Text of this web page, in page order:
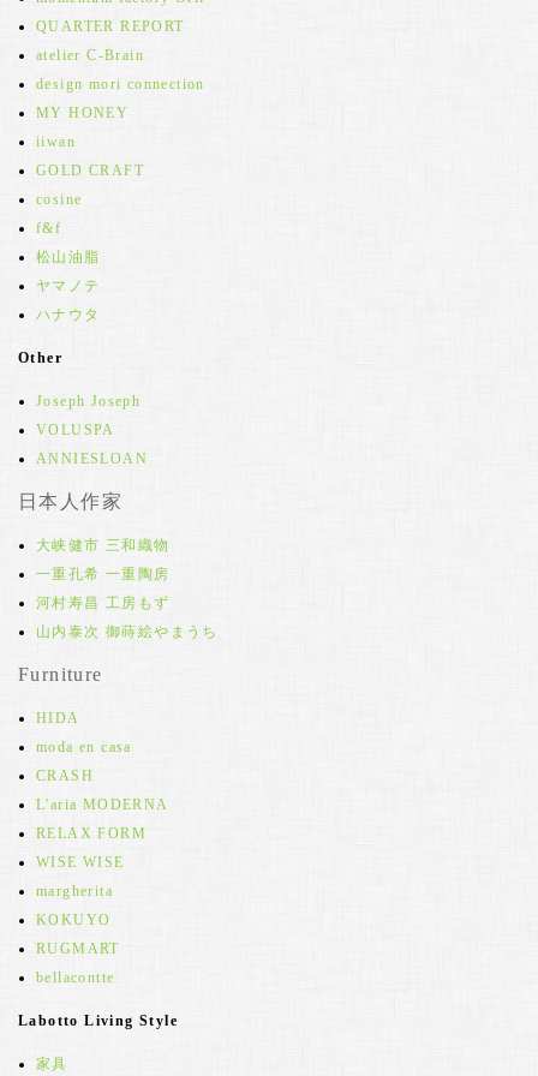
QUARTER REPORT
atelier C-Brain
design mori connection
MY HONEY
iiwan
GOLD CRAFT
cosine
f&f
松山油脂
ヤマノテ
ハナウタ
Other
Joseph Joseph
VOLUSPA
ANNIESLOAN
日本人作家
大峡健市 三和織物
一重孔希 一重陶房
河村寿昌 工房もず
山内泰次 御蒔絵やまうち
Furniture
HIDA
moda en casa
CRASH
L'aria MODERNA
RELAX FORM
WISE WISE
margherita
KOKUYO
RUGMART
bellacontte
Labotto Living Style
家具